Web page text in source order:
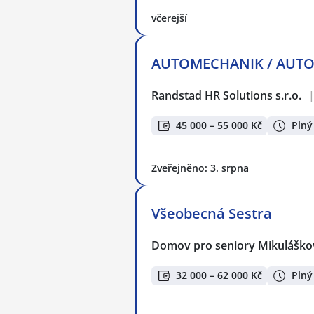
včerejší
AUTOMECHANIK /
Randstad HR Solutions s.r.o. |
45 000 – 55 000 Kč
Zveřejněno: 3. srpna
Všeobecná Sestra
Domov pro seniory
32 000 – 62 000 Kč